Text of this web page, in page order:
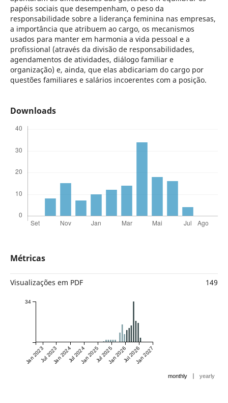
papéis sociais que desempenham, o peso da
responsabilidade sobre a liderança feminina nas empresas,
a importância que atribuem ao cargo, os mecanismos
usados para manter em harmonia a vida pessoal e a
profissional (através da divisão de responsabilidades,
agendamentos de atividades, diálogo familiar e
organização) e, ainda, que elas abdicariam do cargo por
questões familiares e salários incoerentes com a posição.
Downloads
Métricas
Visualizações em PDF 149
Jan 2023Jul 2023Jan 2024Jul 2024Jan 2025Jul 2025Jan 2026Jul 2026Jan 2027
34
monthly | yearly